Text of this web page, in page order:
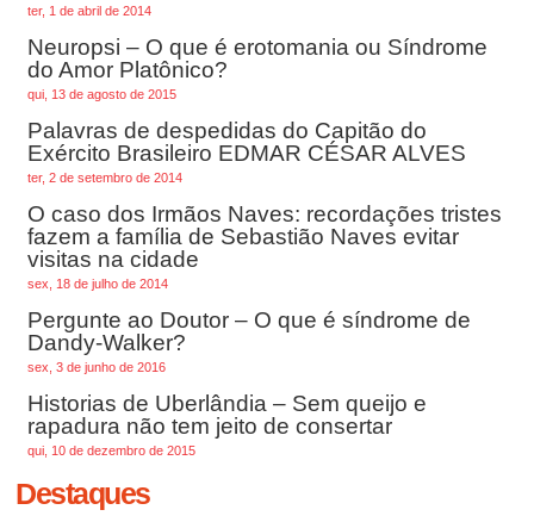
ter, 1 de abril de 2014
Neuropsi – O que é erotomania ou Síndrome
do Amor Platônico?
qui, 13 de agosto de 2015
Palavras de despedidas do Capitão do
Exército Brasileiro EDMAR CÉSAR ALVES
ter, 2 de setembro de 2014
O caso dos Irmãos Naves: recordações tristes
fazem a família de Sebastião Naves evitar
visitas na cidade
sex, 18 de julho de 2014
Pergunte ao Doutor – O que é síndrome de
Dandy-Walker?
sex, 3 de junho de 2016
Historias de Uberlândia – Sem queijo e
rapadura não tem jeito de consertar
qui, 10 de dezembro de 2015
Destaques